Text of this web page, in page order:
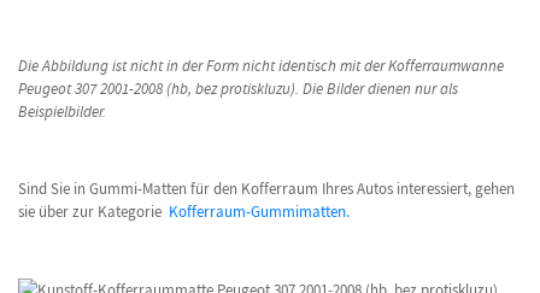
Die Abbildung ist nicht in der Form nicht identisch mit der Kofferraumwanne
Peugeot 307 2001-2008 (hb, bez protiskluzu). Die Bilder dienen nur als
Beispielbilder.
Sind Sie in Gummi-Matten für den Kofferraum Ihres Autos interessiert, gehen
sie über zur Kategorie Kofferraum-Gummimatten.